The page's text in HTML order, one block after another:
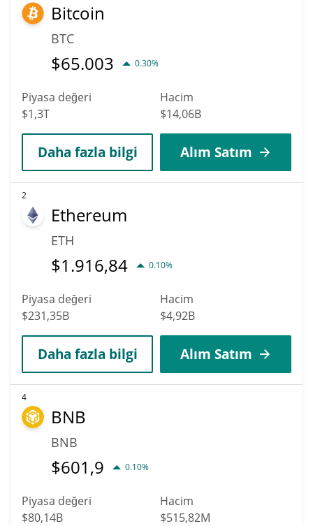
Bitcoin
BTC
$65.003 0.30%
Piyasa değeri
$1,3T
Hacim
$14,06B
Daha fazla bilgi Alım Satım
2
Ethereum
ETH
$1.916,84 0.10%
Piyasa değeri
$231,35B
Hacim
$4,92B
Daha fazla bilgi Alım Satım
4
BNB
BNB
$601,9 0.10%
Piyasa değeri
$80,14B
Hacim
$515,82M